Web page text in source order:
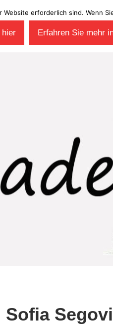
erforderlich sind. Wenn
hier Erfahren Sie mehr